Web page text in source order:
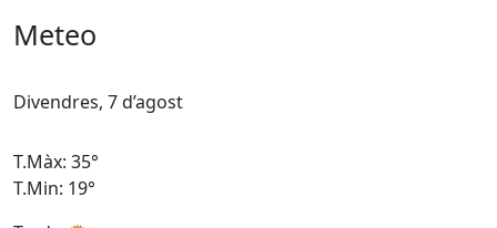
Meteo
Divendres, 7 d’agost
T.Màx: 35°
T.Min: 19°